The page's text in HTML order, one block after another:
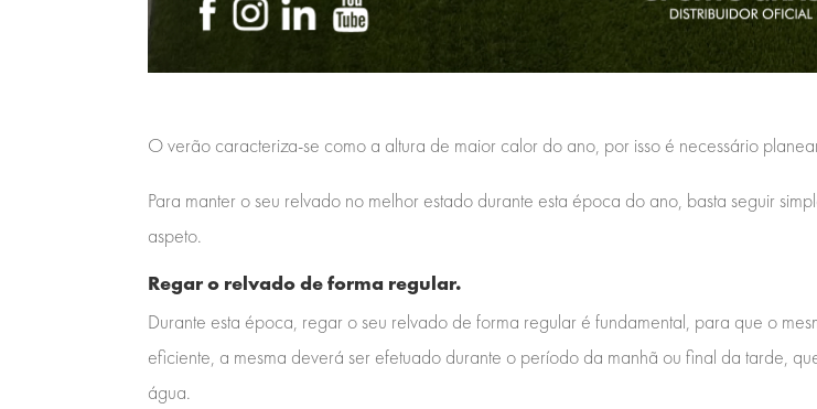
O verão caracteriza-se como a altura de maior calor do ano, por isso é necessário
Para manter o seu relvado no melhor estado durante esta época do ano, basta seguir
aspeto.
Regar o relvado de forma regular.
Durante esta época, regar o seu relvado de forma regular é fundamental, para que o
eficiente, a mesma deverá ser efetuado durante o período da manhã ou final da tarde,
água.